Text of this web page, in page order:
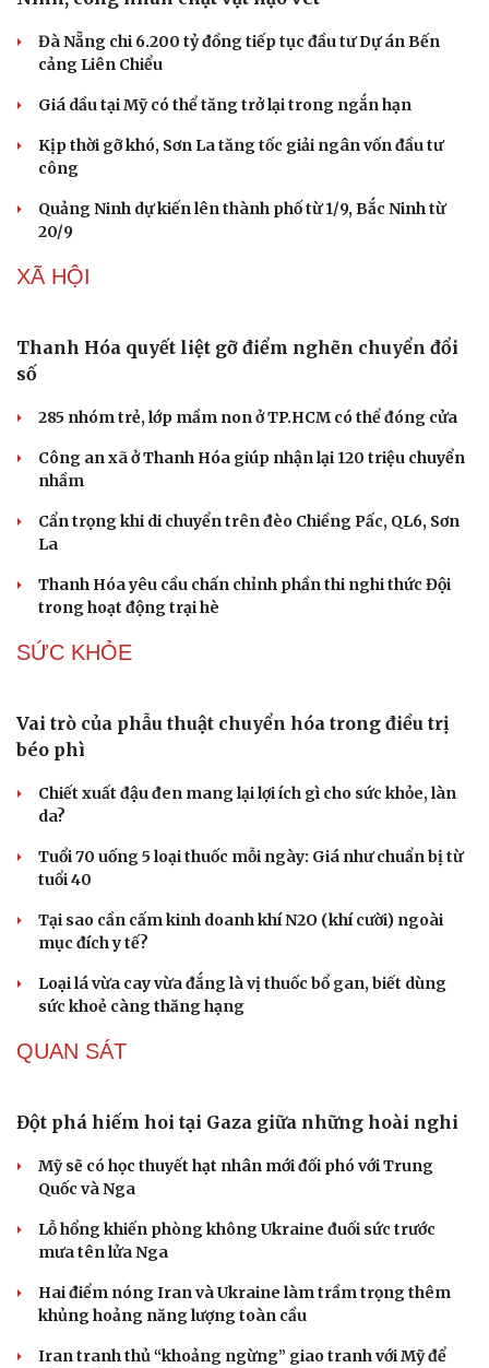
Du lịch
Săn Tour
check-in
Đọc truyện đêm khuya
Kể chuyện cho bé
Hạt giống tâm hồn
Đà Nẵng chi 6.200 tỷ đồng tiếp tục đầu tư Dự án Bến
cảng Liên Chiểu
Giá dầu tại Mỹ có thể tăng trở lại trong ngắn hạn
Kịp thời gỡ khó, Sơn La tăng tốc giải ngân vốn đầu tư
công
Quảng Ninh dự kiến lên thành phố từ 1/9, Bắc Ninh từ
20/9
XÃ HỘI
Thanh Hóa quyết liệt gỡ điểm nghẽn chuyển đổi
số
285 nhóm trẻ, lớp mầm non ở TP.HCM có thể đóng cửa
Công an xã ở Thanh Hóa giúp nhận lại 120 triệu chuyển
nhầm
Cẩn trọng khi di chuyển trên đèo Chiềng Pấc, QL6, Sơn
La
Thanh Hóa yêu cầu chấn chỉnh phần thi nghi thức Đội
trong hoạt động trại hè
SỨC KHỎE
Vai trò của phẫu thuật chuyển hóa trong điều trị
béo phì
Chiết xuất đậu đen mang lại lợi ích gì cho sức khỏe, làn
da?
Tuổi 70 uống 5 loại thuốc mỗi ngày: Giá như chuẩn bị từ
tuổi 40
Tại sao cần cấm kinh doanh khí N2O (khí cười) ngoài
mục đích y tế?
Loại lá vừa cay vừa đắng là vị thuốc bổ gan, biết dùng
sức khoẻ càng thăng hạng
QUAN SÁT
Đột phá hiếm hoi tại Gaza giữa những hoài nghi
Mỹ sẽ có học thuyết hạt nhân mới đối phó với Trung
Quốc và Nga
Lỗ hổng khiến phòng không Ukraine đuối sức trước
mưa tên lửa Nga
Hai điểm nóng Iran và Ukraine làm trầm trọng thêm
khủng hoảng năng lượng toàn cầu
Iran tranh thủ “khoảng ngừng” giao tranh với Mỹ để